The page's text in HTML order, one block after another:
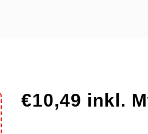
€10,49 inkl.